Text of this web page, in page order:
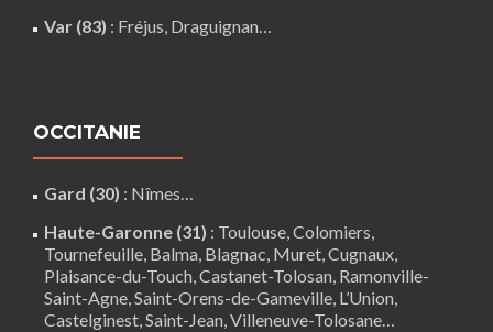
Var (83) : Fréjus, Draguignan…
OCCITANIE
Gard (30) : Nîmes…
Haute-Garonne (31) : Toulouse,Colomiers,
Tournefeuille, Balma, Blagnac, Muret,Cugnaux,
Plaisance-du-Touch,Castanet-Tolosan, Ramonville-
Saint-Agne,Saint-Orens-de-Gameville, L’Union,
Castelginest,Saint-Jean,Villeneuve-Tolosane…